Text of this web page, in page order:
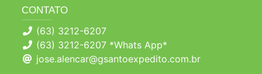
CONTATO
(63) 3212-6207
(63) 3212-6207 *Whats App*
jose.alencar@gsantoexpedito.com.br